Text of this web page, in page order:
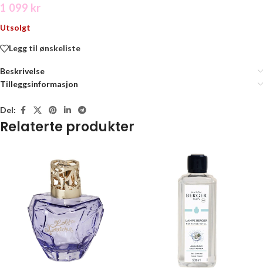
1 099 kr
Utsolgt
Legg til ønskeliste
Beskrivelse
Tilleggsinformasjon
Del:
Relaterte produkter